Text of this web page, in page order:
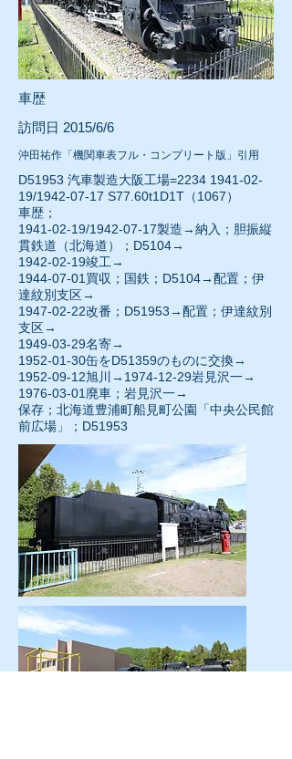
車歴
訪問日 2015/6/6
沖田祐作「機関車表フル・コンプリート版」引用
D51953 汽車製造大阪工場=2234 1941-02-
19/1942-07-17 S77.60t1D1T（1067）
車歴；
1941-02-19/1942-07-17製造→納入；胆振縦
貫鉄道（北海道）；D5104→
1942-02-19竣工→
1944-07-01 買収；国鉄；D5104→配置；伊
達紋別支区→
1947-02-22改番；D51953→配置；伊達紋別
支区→
1949-03-29名寄→
1952-01-30缶をD51359のものに交換→
1952-09-12旭川→ 1974-12-29岩見沢一→
1976-03-01廃車；岩見沢一→
保存；北海道豊浦町船見町公園「中央公民館
前広場」；D51953